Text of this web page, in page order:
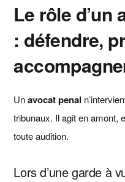
Le rôle d’un
: défendre,
Unavocat penal
tribunaux. Il agit en amont,
toute audition.
Lors d’une garde à